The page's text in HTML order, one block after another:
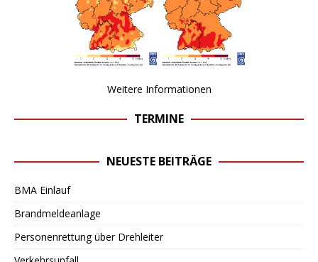
Weitere Informationen
TERMINE
NEUESTE BEITRÄGE
BMA Einlauf
Brandmeldeanlage
Personenrettung über Drehleiter